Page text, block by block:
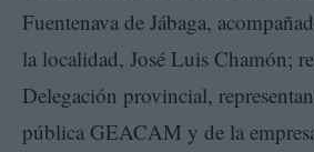
Fuentenava de Jábaga,
la localidad, José Luis Chamón;
Delegación provincial,
pública GEACAM y de la